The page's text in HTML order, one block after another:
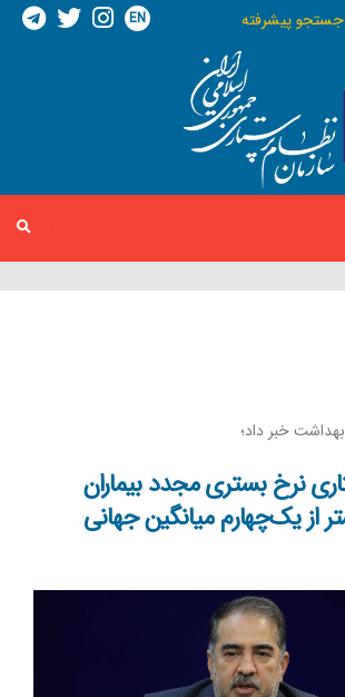
جستجو پیشرفته EN
خبر داد؛
نرخ بستری مجدد بیماران
از یک‌چهارم میانگین جهانی